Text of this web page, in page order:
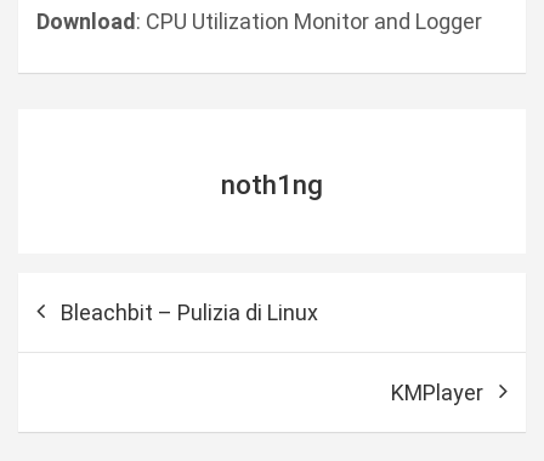
Download: CPU Utilization Monitor and Logger
noth1ng
Bleachbit – Pulizia di Linux
KMPlayer